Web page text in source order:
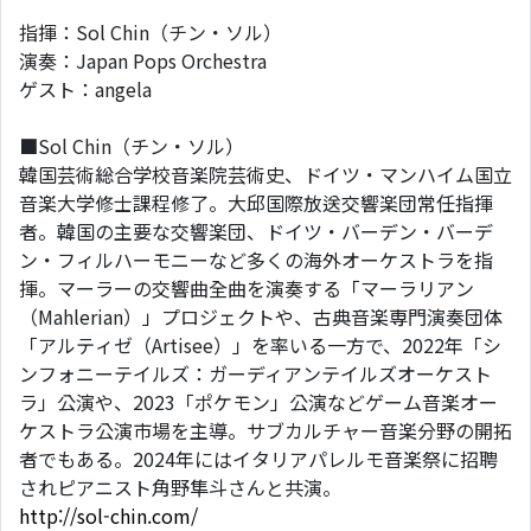
指揮：Sol Chin（チン・ソル）
演奏：Japan Pops Orchestra
ゲスト：angela
■Sol Chin（チン・ソル）
韓国芸術総合学校音楽院芸術史、ドイツ・マンハイム国立
音楽大学修士課程修了。大邱国際放送交響楽団常任指揮
者。韓国の主要な交響楽団、ドイツ・バーデン・バーデ
ン・フィルハーモニーなど多くの海外オーケストラを指
揮。マーラーの交響曲全曲を演奏する「マーラリアン
（Mahlerian）」プロジェクトや、古典音楽専門演奏団体
「アルティゼ（Artisee）」を率いる一方で、2022年「シ
ンフォニーテイルズ：ガーディアンテイルズオーケスト
ラ」公演や、2023「ポケモン」公演などゲーム音楽オー
ケストラ公演市場を主導。サブカルチャー音楽分野の開拓
者でもある。2024年にはイタリアパレルモ音楽祭に招聘
されピアニスト角野隼斗さんと共演。
http://sol-chin.com/